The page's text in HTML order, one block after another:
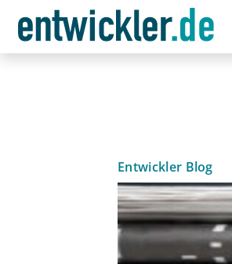
Entwickler Blog